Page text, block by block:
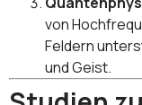
von
Feldern
und Geist.